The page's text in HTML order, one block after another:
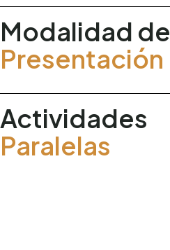
Modalidad de
Presentación
Actividades
Paralelas